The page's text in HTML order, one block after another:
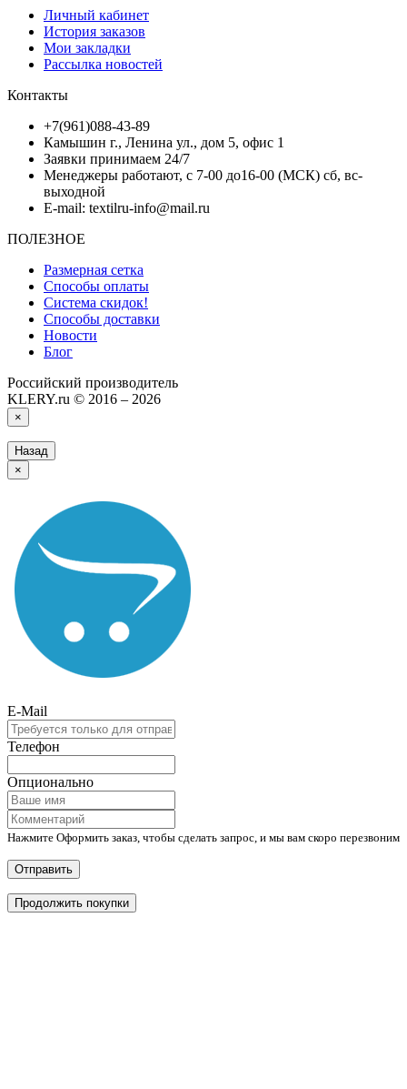
Личный кабинет
История заказов
Мои закладки
Рассылка новостей
Контакты
+7(961)088-43-89
Камышин г., Ленина ул., дом 5, офис 1
Заявки принимаем 24/7
Менеджеры работают, с 7-00 до16-00 (МСК) сб, вс-
выходной
E-mail: textilru-info@mail.ru
ПОЛЕЗНОЕ
Размерная сетка
Способы оплаты
Система скидок!
Способы доставки
Новости
Блог
Российский производитель
KLERY.ru © 2016 – 2026
×
Назад
×
E-Mail
Телефон
Опционально
Нажмите Оформить заказ, чтобы сделать запрос, и мы вам скоро перезвоним
Отправить
Продолжить покупки